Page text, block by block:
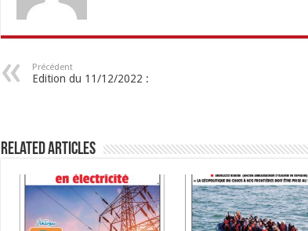
Précédent
Edition du 11/12/2022 :
Related Articles